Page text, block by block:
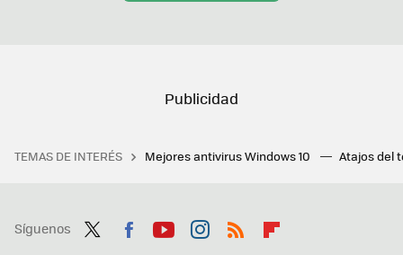
TEMAS DE INTERÉS Mejores antivirus Windows 10 Atajos del
Síguenos